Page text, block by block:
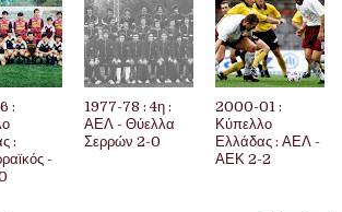
:
:
-
1977-78 : 4η :
ΑΕΛ - Θύελλα
Σερρών 2-0
2000-01 :
Κύπελλο
Ελλάδας : ΑΕΛ -
ΑΕΚ 2-2